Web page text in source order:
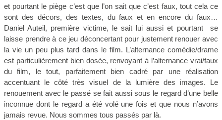
et pourtant le piège c’est que l’on sait que c’est faux, tout cela ce
sont des décors, des textes, du faux et en encore du faux…
Daniel Auteil, première victime, le sait lui aussi et pourtant se
laisse prendre à ce jeu déconcertant pour justement renouer avec
la vie un peu plus tard dans le film. L’alternance comédie/drame
est particulièrement bien dosée, renvoyant à l’alternance vrai/faux
du film, le tout, parfaitement bien cadré par une réalisation
accentuant le côté très visuel de la lumière des images. Le
renouement avec le passé se fait aussi sous le regard d’une belle
inconnue dont le regard a été volé une fois et que nous n’avons
jamais revue. Nous sommes tous passés par là.